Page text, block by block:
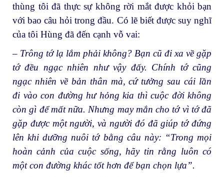
thùng tôi đã thực sự không rời mắt được khỏi bạn
với bao câu hỏi trong đầu. Có lẽ biết được suy nghĩ
của tôi Hùng đã đến cạnh vỗ vai:
– Trông tớ lạ lắm phải không? Bạn cũ đi xa về gặp
tớ đều ngạc nhiên như vậy đấy. Chính tớ cũng
ngạc nhiên về bản thân mà, cứ tưởng sau cái lần
đi vào con đường hư hỏng kia thì cuộc đời không
còn gì để mất nữa. Nhưng may mắn cho tớ vì tớ đã
gặp được một người, và người đó đã giúp tớ đứng
lên khi dưỡng nuôi tớ bằng câu này: “Trong mọi
hoàn cảnh của cuộc sống, hãy tin rằng luôn có
một con đường khác tốt hơn để bạn chọn lựa”.